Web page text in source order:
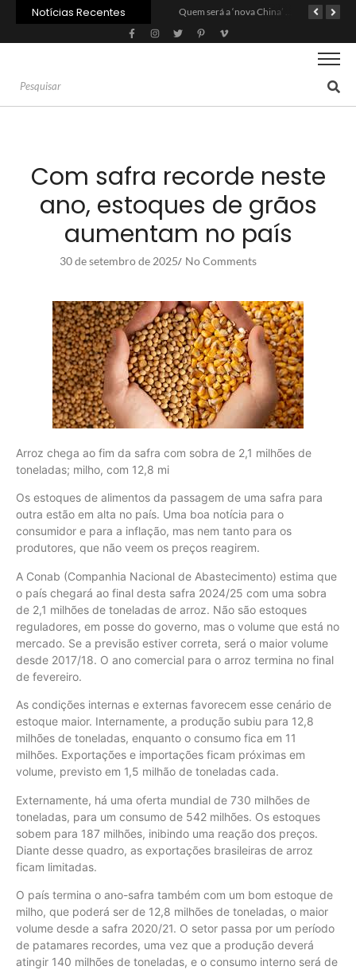
Notícias Recentes
Carne: Menor demanda da China exige reforço da diplomacia e inovação Quem será a ‘nova China’ do agro quando o apetite de Pequim acabar? Inadimplência no crédito rural deve seguir elevada até 2027
Com safra recorde neste
ano, estoques de grãos
aumentam no país
30 de setembro de 2025/ No Comments
Arroz chega ao fim da safra com sobra de 2,1 milhões de
toneladas; milho, com 12,8 mi
Os estoques de alimentos da passagem de uma safra para
outra estão em alta no país. Uma boa notícia para o
consumidor e para a inflação, mas nem tanto para os
produtores, que não veem os preços reagirem.
A Conab (Companhia Nacional de Abastecimento) estima que
o país chegará ao final desta safra 2024/25 com uma sobra
de 2,1 milhões de toneladas de arroz. Não são estoques
reguladores, em posse do governo, mas o volume que está no
mercado. Se a previsão estiver correta, será o maior volume
desde 2017/18. O ano comercial para o arroz termina no final
de fevereiro.
As condições internas e externas favorecem esse cenário de
estoque maior. Internamente, a produção subiu para 12,8
milhões de toneladas, enquanto o consumo fica em 11
milhões. Exportações e importações ficam próximas em
volume, previsto em 1,5 milhão de toneladas cada.
Externamente, há uma oferta mundial de 730 milhões de
toneladas, para um consumo de 542 milhões. Os estoques
sobem para 187 milhões, inibindo uma reação dos preços.
Diante desse quadro, as exportações brasileiras de arroz
ficam limitadas.
O país termina o ano-safra também com um bom estoque de
milho, que poderá ser de 12,8 milhões de toneladas, o maior
volume desde a safra 2020/21. O setor passa por um período
de patamares recordes, uma vez que a produção deverá
atingir 140 milhões de toneladas, e o consumo interno será de